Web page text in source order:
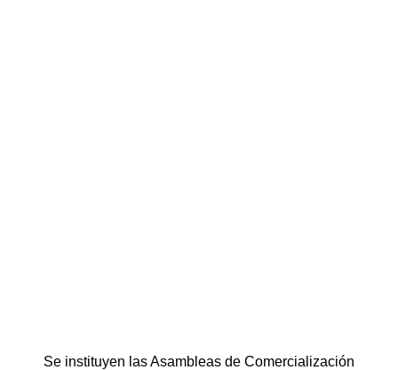
Se instituyen las Asambleas de Comercialización